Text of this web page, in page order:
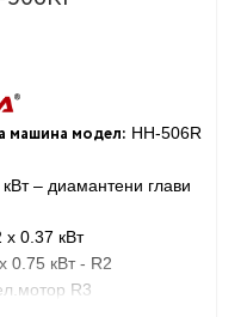
машина модел: HH-506R
– диамантени глави
х 0.37 кВт
0.75 кВт - R2
R3